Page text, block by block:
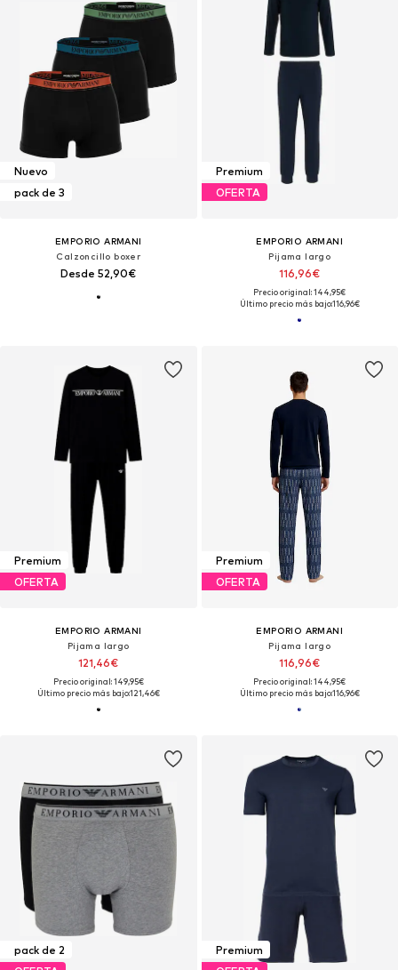
Nuevo
pack de 3
EMPORIO ARMANI
Calzoncillo boxer
Desde 52,90€
Premium
OFERTA
EMPORIO ARMANI
Pijama largo
116,96€
Precio original: 144,95€
Último precio más bajo:116,96€
Premium
OFERTA
EMPORIO ARMANI
Pijama largo
121,46€
Precio original: 149,95€
Último precio más bajo:121,46€
Premium
OFERTA
EMPORIO ARMANI
Pijama largo
116,96€
Precio original: 144,95€
Último precio más bajo:116,96€
pack de 2
Premium